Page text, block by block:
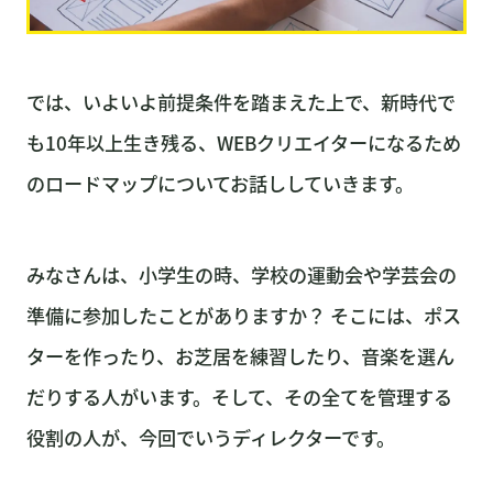
では、いよいよ前提条件を踏まえた上で、新時代で
も10年以上生き残る、WEBクリエイターになるため
のロードマップについてお話ししていきます。
みなさんは、小学生の時、学校の運動会や学芸会の
準備に参加したことがありますか？ そこには、ポス
ターを作ったり、お芝居を練習したり、音楽を選ん
だりする人がいます。そして、その全てを管理する
役割の人が、今回でいうディレクターです。